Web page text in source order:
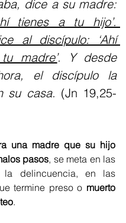
tienes a tu hijo’.
al discípulo: ‘Ahí
madre’. Y desde
el discípulo la
su casa. (Jn 19,25-
una madre que su hijo
pasos, se meta en las
la delincuencia, en las
termine preso o muerto
.